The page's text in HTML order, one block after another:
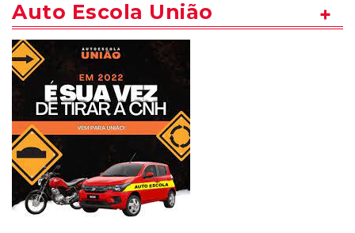
Auto Escola União